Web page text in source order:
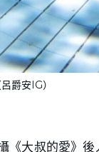
爵安IG）
大叔的愛》